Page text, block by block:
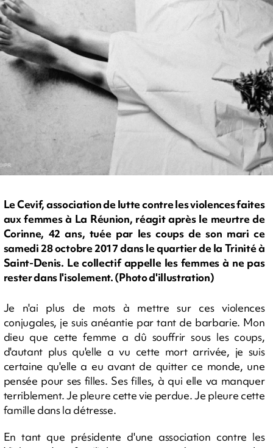
Le Cevif, association de lutte contre les violences faites
aux femmes à La Réunion, réagit après le meurtre de
Corinne, 42 ans, tuée par les coups de son mari ce
samedi 28 octobre 2017 dans le quartier de la Trinité à
Saint-Denis. Le collectif appelle les femmes à ne pas
rester dans l'isolement. (Photo d'illustration)
Je n'ai plus de mots à mettre sur ces violences
conjugales, je suis anéantie par tant de barbarie. Mon
dieu que cette femme a dû souffrir sous les coups,
d'autant plus qu'elle a vu cette mort arrivée, je suis
certaine qu'elle a eu avant de quitter ce monde, une
pensée pour ses filles. Ses filles, à qui elle va manquer
terriblement. Je pleure cette vie perdue. Je pleure cette
famille dans la détresse.
En tant que présidente d'une association contre les